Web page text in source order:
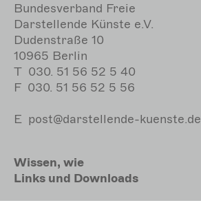
Bundesverband Freie
Darstellende Künste e.V.
Dudenstraße 10
10965 Berlin
T 030. 51 56 52 5 40
F 030. 51 56 52 5 56
E post@darstellende-kuenste.de
Wissen, wie
Links und Downloads